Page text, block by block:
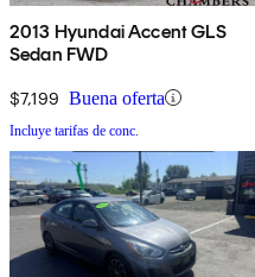
2013 Hyundai Accent GLS
Sedan FWD
$7,199 Buena oferta
Incluye tarifas de conc.